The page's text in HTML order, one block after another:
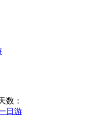
数：
日游